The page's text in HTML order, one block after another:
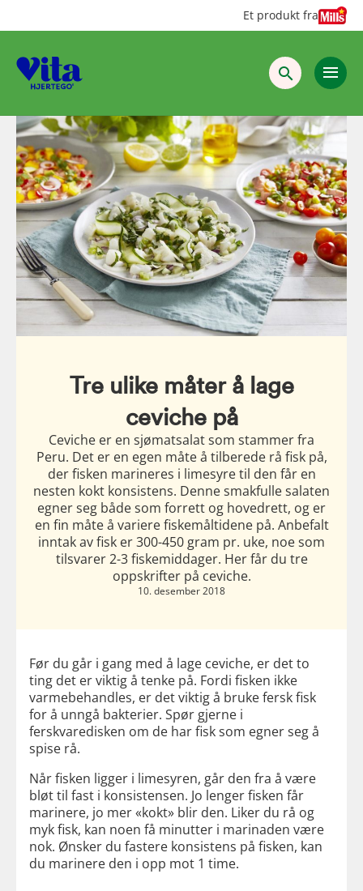
Et produkt fra
Tre ulike måter å lage
ceviche på
Ceviche er en sjømatsalat som stammer fra
Peru. Det er en egen måte å tilberede rå fisk på,
der fisken marineres i limesyre til den får en
nesten kokt konsistens. Denne smakfulle salaten
egner seg både som forrett og hovedrett, og er
en fin måte å variere fiskemåltidene på. Anbefalt
inntak av fisk er 300-450 gram pr. uke, noe som
tilsvarer 2-3 fiskemiddager. Her får du tre
oppskrifter på ceviche.
10. desember 2018
Før du går i gang med å lage ceviche, er det to
ting det er viktig å tenke på. Fordi fisken ikke
varmebehandles, er det viktig å bruke fersk fisk
for å unngå bakterier. Spør gjerne i
ferskvaredisken om de har fisk som egner seg å
spise rå.
Når fisken ligger i limesyren, går den fra å være
bløt til fast i konsistensen. Jo lenger fisken får
marinere, jo mer «kokt» blir den. Liker du rå og
myk fisk, kan noen få minutter i marinaden være
nok. Ønsker du fastere konsistens på fisken, kan
du marinere den i opp mot 1 time.